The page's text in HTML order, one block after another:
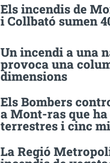
Els incendis de
i Collbató sumen
Un incendi a una
provoca una
dimensions
Els Bombers
a Mont-ras que
terrestres i cinc
La Regió